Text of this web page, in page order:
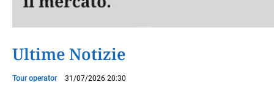
Ultime Notizie
Tour operator 31/07/2026 20:30